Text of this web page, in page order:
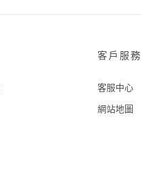
客戶服務
客服中心
網站地圖